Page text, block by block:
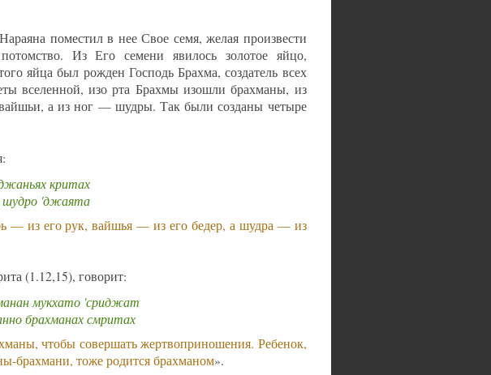
поместил в нее Свое семя, желая произвести
Из Его семени явилось золотое яйцо,
яйца был рожден Господь Брахма, создатель всех
вселенной, изо рта Брахмы изошли брахманы, из
а из ног — шудры. Так были созданы четыре
критах
шудро 'джаята
— из его рук, вайшья — из его бедер, а шудра — из
(1.12,15), говорит:
мукхато 'сриджат
брахманах смритах
чтобы совершать жертвоприношения. Ребенок,
брахмани, тоже родится брахманом».